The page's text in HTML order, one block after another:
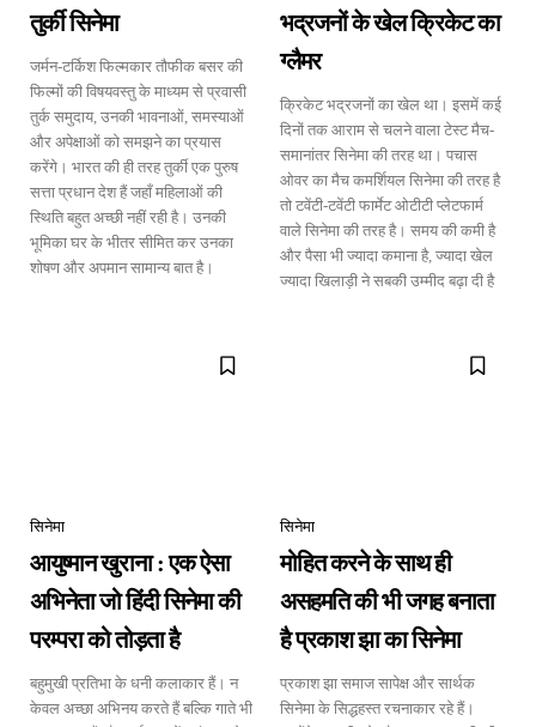
तुर्की सिनेमा
जर्मन-टर्किश फिल्मकार तौफीक बसर की
फिल्मों की विषयवस्तु के माध्यम से प्रवासी
तुर्क समुदाय, उनकी भावनाओं, समस्याओं
और अपेक्षाओं को समझने का प्रयास
करेंगे। भारत की ही तरह तुर्की एक पुरुष
सत्ता प्रधान देश हैं जहाँ महिलाओं की
स्थिति बहुत अच्छी नहीं रही है। उनकी
भूमिका घर के भीतर सीमित कर उनका
शोषण और अपमान सामान्य बात है।
भद्रजनों के खेल क्रिकेट का
ग्लैमर
क्रिकेट भद्रजनों का खेल था। इसमें कई
दिनों तक आराम से चलने वाला टेस्ट मैच-
समानांतर सिनेमा की तरह था। पचास
ओवर का मैच कमर्शियल सिनेमा की तरह है
तो टवेंटी-टवेंटी फार्मेट ओटीटी प्लेटफार्म
वाले सिनेमा की तरह है। समय की कमी है
और पैसा भी ज्यादा कमाना है, ज्यादा खेल
ज्यादा खिलाड़ी ने सबकी उम्मीद बढ़ा दी है
सिनेमा
आयुष्मान खुराना : एक ऐसा
अभिनेता जो हिंदी सिनेमा की
परम्परा को तोड़ता है
बहुमुखी प्रतिभा के धनी कलाकार हैं। न
केवल अच्छा अभिनय करते हैं बल्कि गाते भी
सिनेमा
मोहित करने के साथ ही
असहमति की भी जगह बनाता
है प्रकाश झा का सिनेमा
प्रकाश झा समाज सापेक्ष और सार्थक
सिनेमा के सिद्धहस्त रचनाकार रहे हैं।